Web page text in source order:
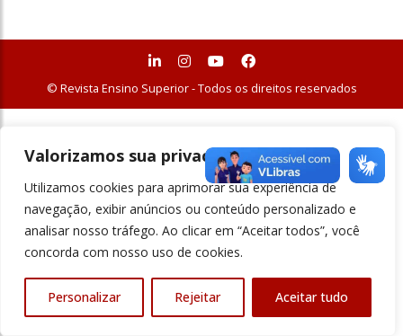
Valorizamos sua privacidade
Utilizamos cookies para aprimorar sua experiência de
navegação, exibir anúncios ou conteúdo personalizado e
analisar nosso tráfego. Ao clicar em “Aceitar todos”, você
concorda com nosso uso de cookies.
Personalizar Rejeitar Aceitar tudo
© Revista Ensino Superior - Todos os direitos reservados